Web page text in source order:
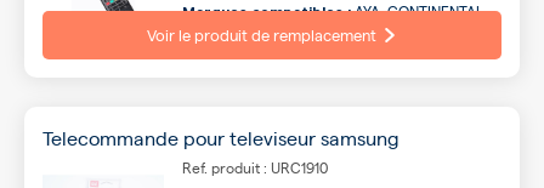
Marques compatibles :AYA, CONTINENTAL
EDISON, OCEANIC, SABA, LISTO, HIGHONE,
QILIVE, TOSHIBA, TECHWOOD, SELECLINE ...
Voir le produit de remplacement
Telecommande pour televiseur samsung
Ref. produit : URC1910